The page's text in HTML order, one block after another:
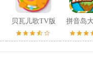
贝瓦儿歌TV版 拼音岛